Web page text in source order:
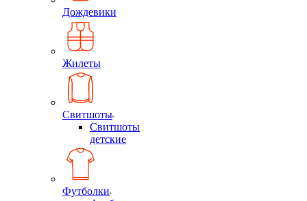
Дождевики
Жилеты
Свитшоты
Свитшоты
детские
Футболки